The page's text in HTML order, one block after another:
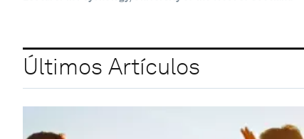
Últimos Artículos